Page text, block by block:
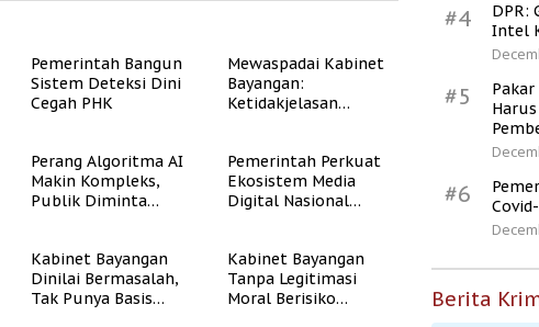
Pemerintah Bangun
Sistem Deteksi Dini
Cegah PHK
Mewaspadai Kabinet
Bayangan:
Ketidakjelasan
Perang Algoritma AI
Makin Kompleks,
Publik Diminta
Pemerintah Perkuat
Ekosistem Media
Digital Nasional
Kabinet Bayangan
Dinilai Bermasalah,
Tak Punya Basis
Kabinet Bayangan
Tanpa Legitimasi
Moral Berisiko
#4
DPR:
Intel
#5
#6
Berita